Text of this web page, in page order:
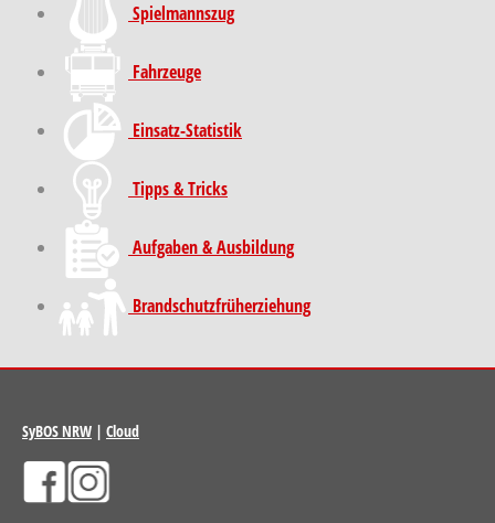
Spielmannszug
Fahrzeuge
Einsatz-Statistik
Tipps & Tricks
Aufgaben & Ausbildung
Brand­schutz­früh­erziehung
SyBOS NRW | Cloud